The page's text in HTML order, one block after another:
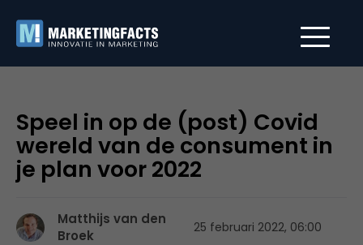
Speel in op de (post) Covid
wereld van de consument in
je plan voor 2022
Matthijs van den
Broek
25 februari 2022, 06:00